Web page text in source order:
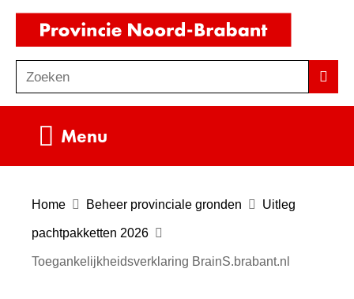
Ga
de
inhoud
o
e
Zoeken
Menu
Home Beheer provinciale gronden Uitleg
pachtpakketten 2026
Toegankelijkheidsverklaring BrainS.brabant.nl